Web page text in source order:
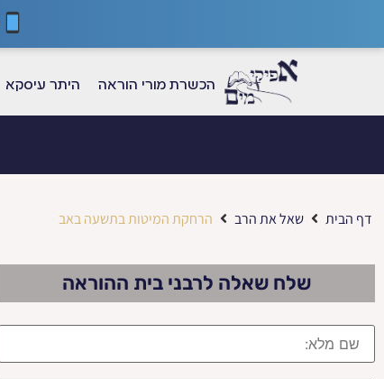
הכשרת מורי הוראה היתר עיסקא
דף הבית שאל את הרב הרחקת המיטות בתשעה באב
שלח שאלה לרבני בית ההוראה